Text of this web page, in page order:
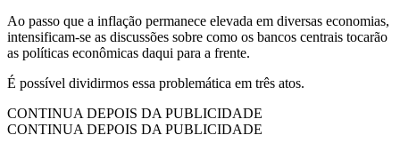
Ao passo que a inflação permanece elevada em diversas economias,
intensificam-se as discussões sobre como os bancos centrais tocarão
as políticas econômicas daqui para a frente.
É possível dividirmos essa problemática em três atos.
CONTINUA DEPOIS DA PUBLICIDADE
CONTINUA DEPOIS DA PUBLICIDADE